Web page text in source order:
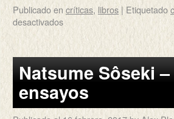
Publicado en críticas, libros | Etiquetado
desactivados
Natsume Sôseki
ensayos